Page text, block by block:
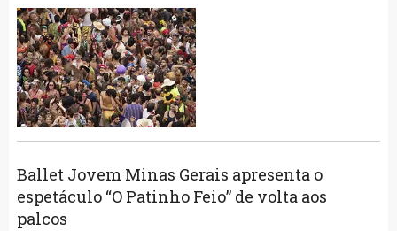
Ballet Jovem Minas Gerais apresenta o
espetáculo “O Patinho Feio” de volta aos
palcos